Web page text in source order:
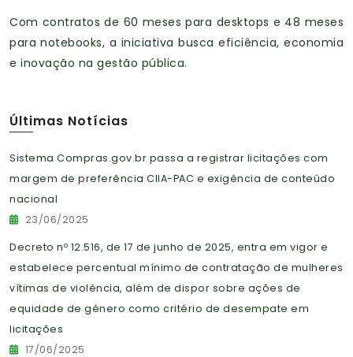
Com contratos de 60 meses para desktops e 48 meses
para notebooks, a iniciativa busca eficiência, economia
e inovação na gestão pública.
Últimas Notícias
Sistema Compras.gov.br passa a registrar licitações com
margem de preferência CIIA-PAC e exigência de conteúdo
nacional
23/06/2025
Decreto nº 12.516, de 17 de junho de 2025, entra em vigor e
estabelece percentual mínimo de contratação de mulheres
vítimas de violência, além de dispor sobre ações de
equidade de gênero como critério de desempate em
licitações
17/06/2025